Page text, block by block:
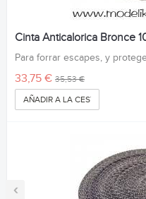
‹
Cinta Anticalorica Bronce
Para forrar escapes, y
33,75 € 35,53 €
AÑADIR A LA CESTA